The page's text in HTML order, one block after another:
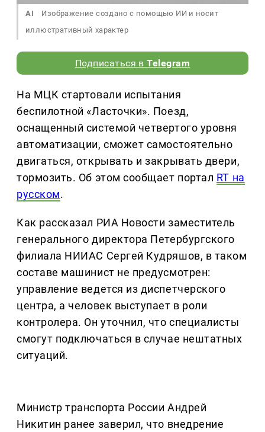
AI
Изображение создано с помощью ИИ и носит
иллюстративный характер
Подписаться вTelegram
На МЦК стартовали испытания
беспилотной «Ласточки». Поезд,
оснащенный системой четвертого уровня
автоматизации, сможет самостоятельно
двигаться, открывать и закрывать двери,
тормозить. Об этом сообщает портал RT на
русском.
Как рассказал РИА Новости заместитель
генерального директора Петербургского
филиала НИИАС Сергей Кудряшов, в таком
составе машинист не предусмотрен:
управление ведется из диспетчерского
центра, а человек выступает в роли
контролера. Он уточнил, что специалисты
смогут подключаться в случае нештатных
ситуаций.
Министр транспорта России Андрей
Никитин ранее заверил, что внедрение